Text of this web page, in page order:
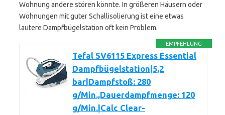
Wohnung andere stören könnte. In größeren Häusern oder
Wohnungen mit guter Schallisolierung ist eine etwas
lautere Dampfbügelstation oft kein Problem.
EMPFEHLUNG
Tefal SV6115 Express Essential
Dampfbügelstation|5,2
bar|Dampfstoß: 280
g/Min.,Dauerdampfmenge: 120
g/Min.|Calc Clear-